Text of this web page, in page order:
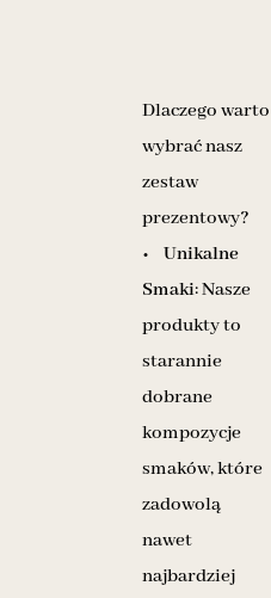
Dlaczego warto
wybrać nasz
zestaw
prezentowy?
• Unikalne
Smaki: Nasze
produkty to
starannie
dobrane
kompozycje
smaków, które
zadowolą
nawet
najbardziej